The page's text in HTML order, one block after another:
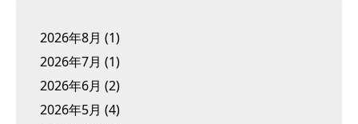
2026年8月 (1)
2026年7月 (1)
2026年6月 (2)
2026年5月 (4)